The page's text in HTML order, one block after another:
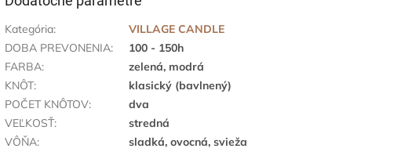
Kategória:
VILLAGE CANDLE
DOBA PREVONENIA:
100 - 150h
FARBA:
zelená, modrá
KNÔT:
klasický (bavlnený)
POČET KNÔTOV:
dva
VEĽKOSŤ:
stredná
VÔŇA:
sladká, ovocná, svieža